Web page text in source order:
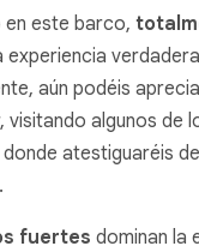
en este barco,
experiencia
aún podéis
visitando algunos de
donde atestiguaréis
.
fuertes dominan la